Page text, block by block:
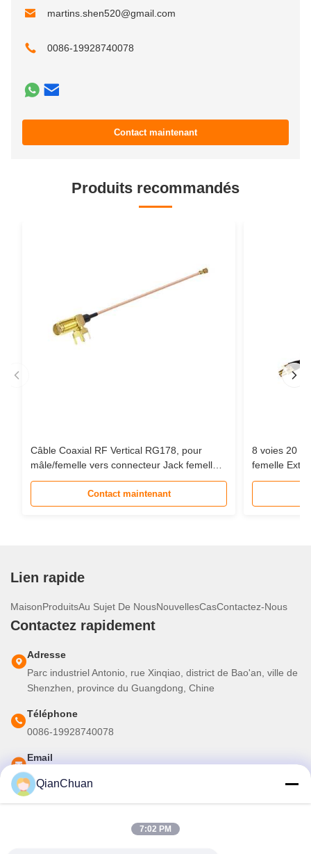
martins.shen520@gmail.com
0086-19928740078
Contact maintenant
Produits recommandés
Câble Coaxial RF Vertical RG178, pour
mâle/femelle vers connecteur Jack femelle
MHF-1, câble d'extension en queue de
Contact maintenant
8 voies 20
femelle
câble
Lien rapide
MaisonProduitsAu Sujet De NousNouvellesCasContactez-Nous
Contactez rapidement
Adresse
Parc industriel Antonio, rue Xinqiao, district de Bao'an, ville de
Shenzhen, province du Guangdong, Chine
Téléphone
0086-19928740078
Email
martins.shen520@gmail.com
QianChuan
7:02 PM